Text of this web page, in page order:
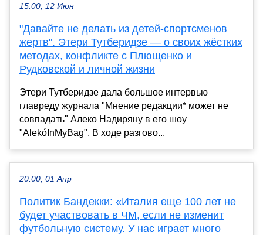
15:00, 12 Июн
"Давайте не делать из детей-спортсменов
жертв". Этери Тутберидзе — о своих жёстких
методах, конфликте с Плющенко и
Рудковской и личной жизни
Этери Тутберидзе дала большое интервью
главреду журнала "Мнение редакции* может не
совпадать" Алеко Надиряну в его шоу
"AlekóInMyBag". В ходе разгово...
20:00, 01 Апр
Политик Бандекки: «Италия еще 100 лет не
будет участвовать в ЧМ, если не изменит
футбольную систему. У нас играет много